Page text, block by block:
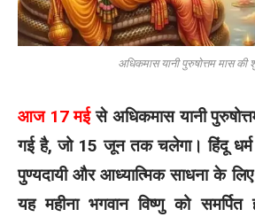
अधिकमास यानी पुरुषोत्तम मास
आज 17 मईसे अधिकमास यानी
गई है, जो 15 जून तक चलेगा। हिंदू
पुण्यदायी और आध्यात्मिक साधना के लिए
यह महीना भगवान विष्णु को